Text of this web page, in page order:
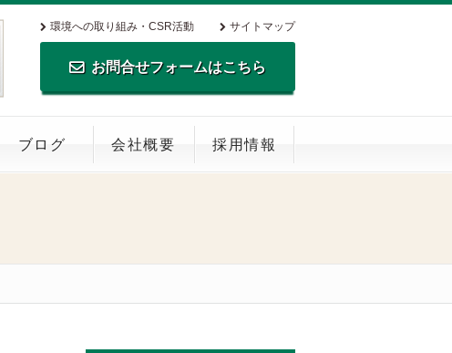
環境への取り組み・CSR活動 サイトマップ
お問合せフォームはこちら
TEL.0795-35-0516 FAX.0795-35-
0269
ブログ 会社概要 採用情報